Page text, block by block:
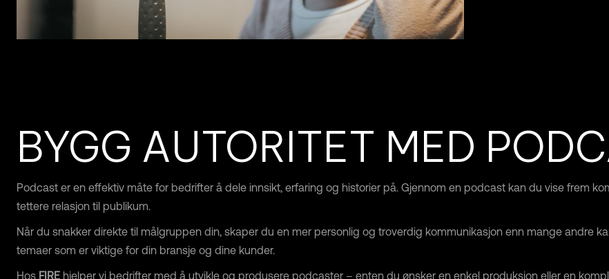
BYGG AUTORITET MED
Podcast er en effektiv måte for bedrifter å dele innsikt, erfaring og historier på. Gjennom en podcast kan du vise frem
tettere relasjon til publikum.
Når du snakker direkte til målgruppen din, skaper du en mer personlig og troverdig kommunikasjon enn mange andre
temaer som er viktige for din bransje og dine kunder.
Hos FIRE hjelper vi bedrifter med å utvikle og produsere podcaster – enten du ønsker en enkel produksjon eller en